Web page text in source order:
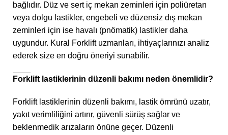
bağlıdır. Düz ve sert iç mekan zeminleri için poliüretan
veya dolgu lastikler, engebeli ve düzensiz dış mekan
zeminleri için ise havalı (pnömatik) lastikler daha
uygundur. Kural Forklift uzmanları, ihtiyaçlarınızı analiz
ederek size en doğru öneriyi sunabilir.
Forklift lastiklerinin düzenli bakımı neden önemlidir?
Forklift lastiklerinin düzenli bakımı, lastik ömrünü uzatır,
yakıt verimliliğini artırır, güvenli sürüş sağlar ve
beklenmedik arızaların önüne geçer. Düzenli